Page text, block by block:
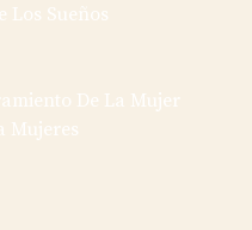
Los Sueños
De La Mujer
Mujeres